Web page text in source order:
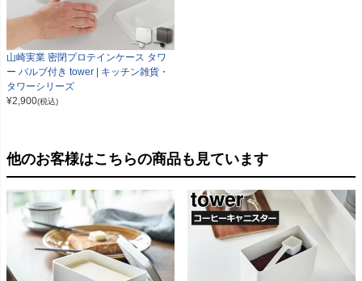
山崎実業 密閉プロテインケース タワ
ー バルブ付き tower | キッチン雑貨・
タワーシリーズ
¥2,900(税込)
他のお客様はこちらの商品も見ています